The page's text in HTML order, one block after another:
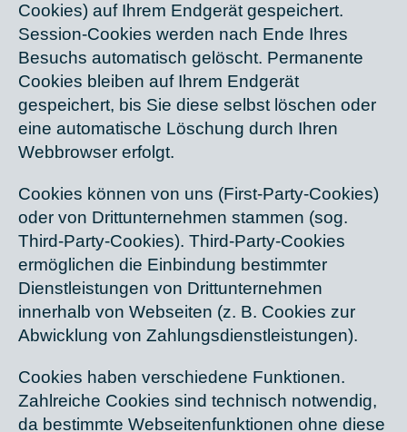
Cookies) auf Ihrem Endgerät gespeichert.
Session-Cookies werden nach Ende Ihres
Besuchs automatisch gelöscht. Permanente
Cookies bleiben auf Ihrem Endgerät
gespeichert, bis Sie diese selbst löschen oder
eine automatische Löschung durch Ihren
Webbrowser erfolgt.
Cookies können von uns (First-Party-Cookies)
oder von Drittunternehmen stammen (sog.
Third-Party-Cookies). Third-Party-Cookies
ermöglichen die Einbindung bestimmter
Dienstleistungen von Drittunternehmen
innerhalb von Webseiten (z. B. Cookies zur
Abwicklung von Zahlungsdienstleistungen).
Cookies haben verschiedene Funktionen.
Zahlreiche Cookies sind technisch notwendig,
da bestimmte Webseitenfunktionen ohne diese